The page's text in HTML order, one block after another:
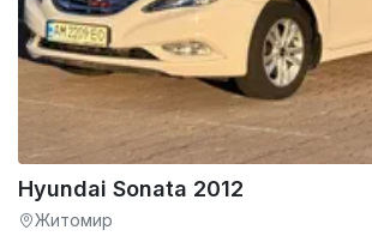
Hyundai Sonata 2012
Житомир